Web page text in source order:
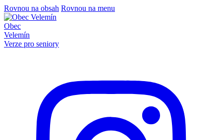
Rovnou na obsah Rovnou na menu
Obec
Velemín
Verze pro seniory